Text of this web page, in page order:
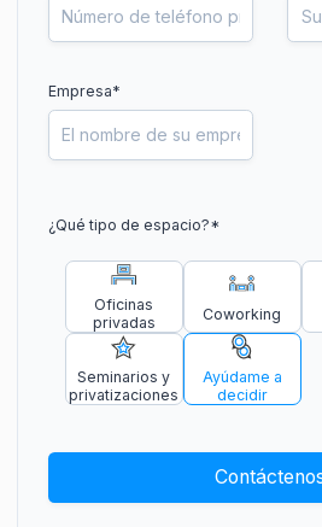
Empresa*
¿Qué tipo de espacio?*
Oficinas
privadas
Coworking
Seminarios y
privatizaciones
Ayúdame a
decidir